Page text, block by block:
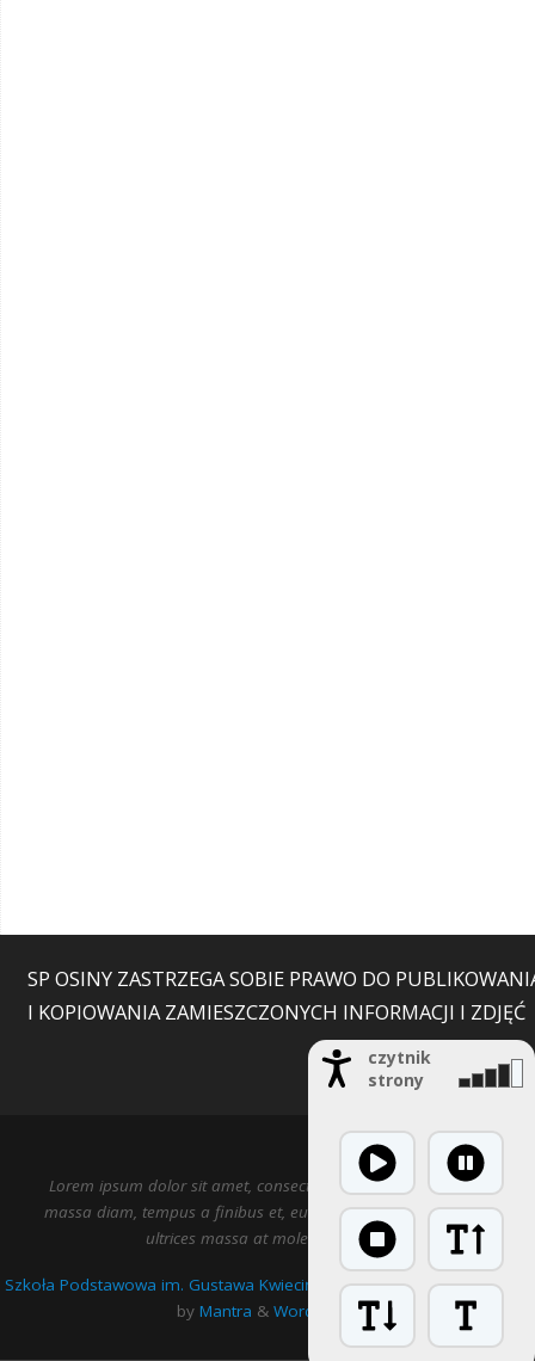
SP OSINY ZASTRZEGA SOBIE PRAWO DO
I KOPIOWANIA ZAMIESZCZONYCH INFORMACJI I ZDJĘĆ
Lorem ipsum dolor sit amet, consectetur adipiscing elit. Nulla
massa diam, tempus a finibus et, euismod nec arcu. Praesent
ultrices massa at molestie facilisis.
Szkoła Podstawowa im. Gustawa Kwiecińskiego w Osinach| Powered
by Mantra & WordPress.
czytnik
strony